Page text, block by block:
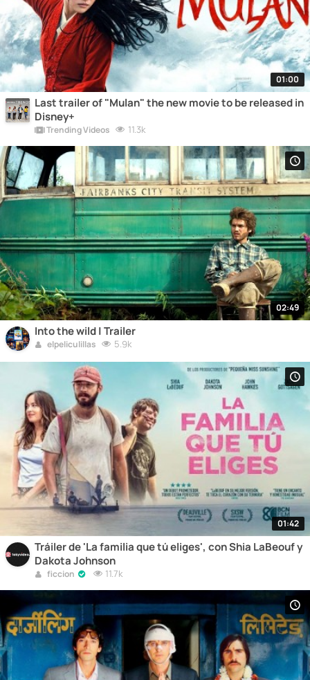
01:00
Last trailer of "Mulan" the new movie to be released in
Disney+
Trending Videos 11.3k
02:49
Into the wild | Trailer
elpeliculillas 5.9k
01:42
Tráiler de 'La familia que tú eliges', con Shia LaBeouf y
Dakota Johnson
ficcion 11.7k